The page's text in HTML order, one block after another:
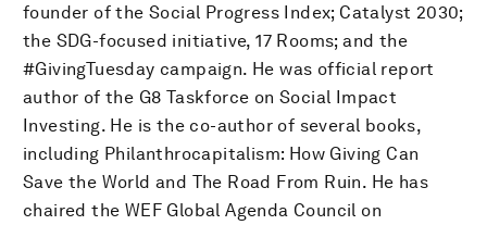
founder of the Social Progress Index; Catalyst 2030;
the SDG-focused initiative, 17 Rooms; and the
#GivingTuesday campaign. He was official report
author of the G8 Taskforce on Social Impact
Investing. He is the co-author of several books,
including Philanthrocapitalism: How Giving Can
Save the World and The Road From Ruin. He has
chaired the WEF Global Agenda Council on